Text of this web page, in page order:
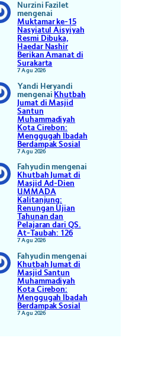
Nurzini Fazilet
mengenai
Muktamar ke-15
Nasyiatul Aisyiyah
Resmi Dibuka,
Haedar Nashir
Berikan Amanat di
Surakarta
7 Agu 2026
Yandi Heryandi
mengenai Khutbah
Jumat di Masjid
Santun
Muhammadiyah
Kota Cirebon:
Menggugah Ibadah
Berdampak Sosial
7 Agu 2026
Fahyudinmengenai
Khutbah Jumat di
Masjid Ad-Dien
UMMADA
Kalitanjung:
Renungan Ujian
Tahunan dan
Pelajaran dari QS.
At-Taubah: 126
7 Agu 2026
Fahyudinmengenai
Khutbah Jumat di
Masjid Santun
Muhammadiyah
Kota Cirebon:
Menggugah Ibadah
Berdampak Sosial
7 Agu 2026